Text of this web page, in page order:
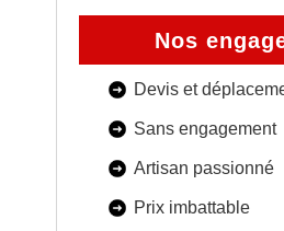
Nos
Devis et
Sans engagement
Artisan passionné
Prix imbattable